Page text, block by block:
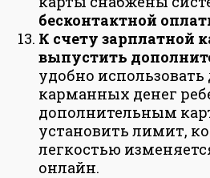
бесконтактной
К счету зарплатной
выпустить
удобно
карманных денег
дополнительным
установить лимит,
легкостью
онлайн.